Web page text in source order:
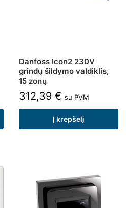
Danfoss Icon2 230V
grindų šildymo valdiklis,
15 zonų
312,39 € su PVM
Į krepšelį